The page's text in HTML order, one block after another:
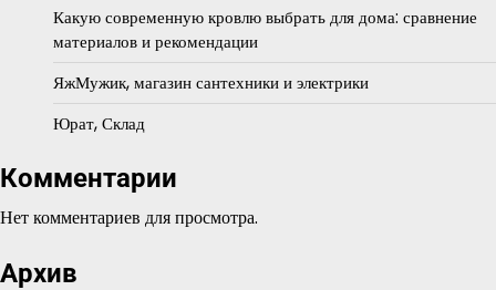
Какую современную кровлю выбрать для дома: сравнение
материалов и рекомендации
ЯжМужик, магазин сантехники и электрики
Юрат, Склад
Комментарии
Нет комментариев для просмотра.
Архив